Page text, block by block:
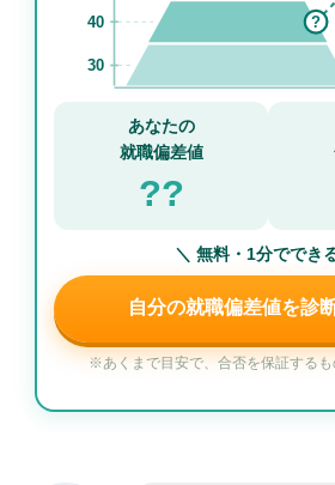
40
30
?
あなたの
就職偏差値
??
＼ 無料・1分ででき
自分の就職偏差値を診
※あくまで目安で、合否を保証するも